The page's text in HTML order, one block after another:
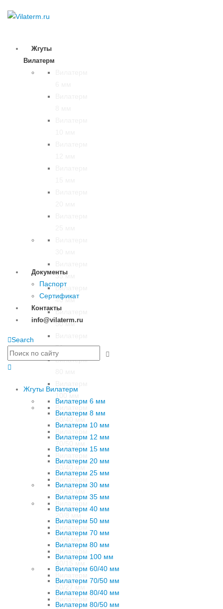
Жгуты
Вилатерм
35 мм
Вилатерм
40 мм
Вилатерм
50 мм
70 мм
Вилатерм
100 мм
Вилатерм
60/40 мм
Вилатерм
70/50 мм
Вилатерм
80/40 мм
Вилатерм
80/50 мм
Вилатерм
20/8 мм
Вилатерм
30/8 мм
Вилатерм
40/15 мм
Вилатерм
50/27 мм
Вилатерм
Документы
Паспорт
Сертификат
Контакты
info@vilaterm.ru
Search
Жгуты Вилатерм
Вилатерм 6 мм
Вилатерм 8 мм
Вилатерм 10 мм
Вилатерм 12 мм
Вилатерм 15 мм
Вилатерм 20 мм
Вилатерм 25 мм
Вилатерм 30 мм
Вилатерм 35 мм
Вилатерм 40 мм
Вилатерм 50 мм
Вилатерм 70 мм
Вилатерм 80 мм
Вилатерм 100 мм
Вилатерм 60/40 мм
Вилатерм 70/50 мм
Вилатерм 80/40 мм
Вилатерм 80/50 мм